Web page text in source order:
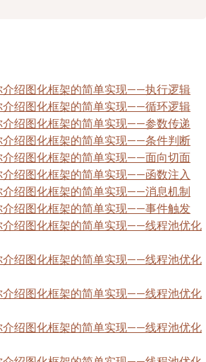
介绍图化框架的简单实现——执行逻辑
介绍图化框架的简单实现——循环逻辑
介绍图化框架的简单实现——参数传递
介绍图化框架的简单实现——条件判断
介绍图化框架的简单实现——面向切面
介绍图化框架的简单实现——函数注入
介绍图化框架的简单实现——消息机制
介绍图化框架的简单实现——事件触发
介绍图化框架的简单实现——线程池优化
介绍图化框架的简单实现——线程池优化
介绍图化框架的简单实现——线程池优化
介绍图化框架的简单实现——线程池优化